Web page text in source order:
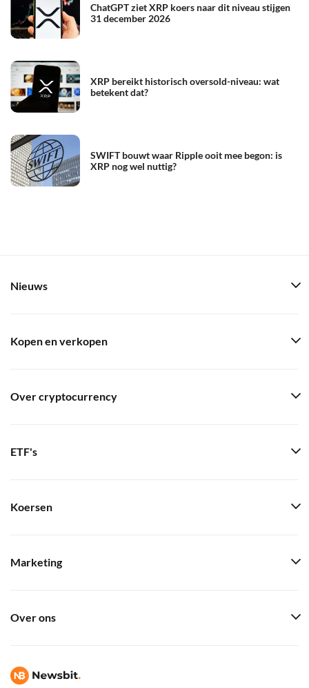
ChatGPT ziet XRP koers naar dit niveau stijgen
31 december 2026
XRP bereikt historisch oversold-niveau: wat
betekent dat?
SWIFT bouwt waar Ripple ooit mee begon: is
XRP nog wel nuttig?
Nieuws
Kopen en verkopen
Over cryptocurrency
ETF's
Koersen
Marketing
Over ons